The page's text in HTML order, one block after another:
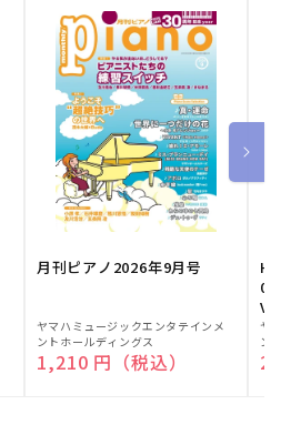
月刊ピアノ2026年9月号
販
売
元:
ヤマハミュージックエンタテインメ
ントホールディングス
通常価格
1,210 円（税込）
販
売
元:
ヤ
ン